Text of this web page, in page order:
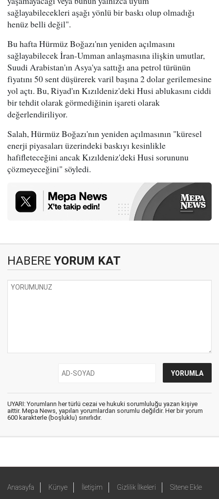
sağlayabilecekleri aşağı yönlü bir baskı olup olmadığı
henüz belli değil".
Bu hafta Hürmüz Boğazı'nın yeniden açılmasını
sağlayabilecek İran-Umman anlaşmasına ilişkin umutlar,
Suudi Arabistan'ın Asya'ya sattığı ana petrol türünün
fiyatını 50 sent düşürerek varil başına 2 dolar gerilemesine
yol açtı. Bu, Riyad'ın Kızıldeniz'deki Husi ablukasını ciddi
bir tehdit olarak görmediğinin işareti olarak
değerlendiriliyor.
Salah, Hürmüz Boğazı'nın yeniden açılmasının "küresel
enerji piyasaları üzerindeki baskıyı kesinlikle
hafifleteceğini ancak Kızıldeniz'deki Husi sorununu
çözmeyeceğini" söyledi.
HABERE YORUM KAT
UYARI: Yorumların her türlü cezai ve hukuki sorumluluğu yazan kişiye
aittir. Mepa News, yapılan yorumlardan sorumlu değildir. Her bir yorum
600 karakterle (boşluklu) sınırlıdır.
Anasayfa Künye İletişim Gizlilik İlkeleri Sitene Ekle